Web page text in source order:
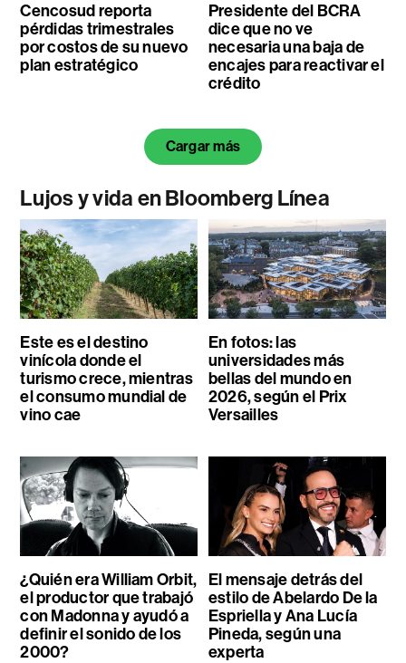
Cencosud reporta
pérdidas trimestrales
por costos de su nuevo
plan estratégico
Presidente del BCRA
dice que no ve
necesaria una baja de
encajes para reactivar el
crédito
Cargar más
Lujos y vida en Bloomberg Línea
Este es el destino
vinícola donde el
turismo crece, mientras
el consumo mundial de
vino cae
En fotos: las
universidades más
bellas del mundo en
2026, según el Prix
Versailles
¿Quién era William Orbit,
el productor que trabajó
con Madonna y ayudó a
definir el sonido de los
2000?
El mensaje detrás del
estilo de Abelardo De la
Espriella y Ana Lucía
Pineda, según una
experta